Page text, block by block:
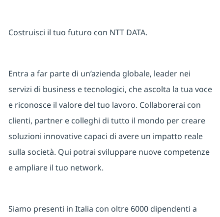
Costruisci il tuo futuro con NTT DATA.
Entra a far parte di un’azienda globale, leader nei
servizi di business e tecnologici, che ascolta la tua voce
e riconosce il valore del tuo lavoro. Collaborerai con
clienti, partner e colleghi di tutto il mondo per creare
soluzioni innovative capaci di avere un impatto reale
sulla società. Qui potrai sviluppare nuove competenze
e ampliare il tuo network.
Siamo presenti in Italia con oltre 6000 dipendenti a